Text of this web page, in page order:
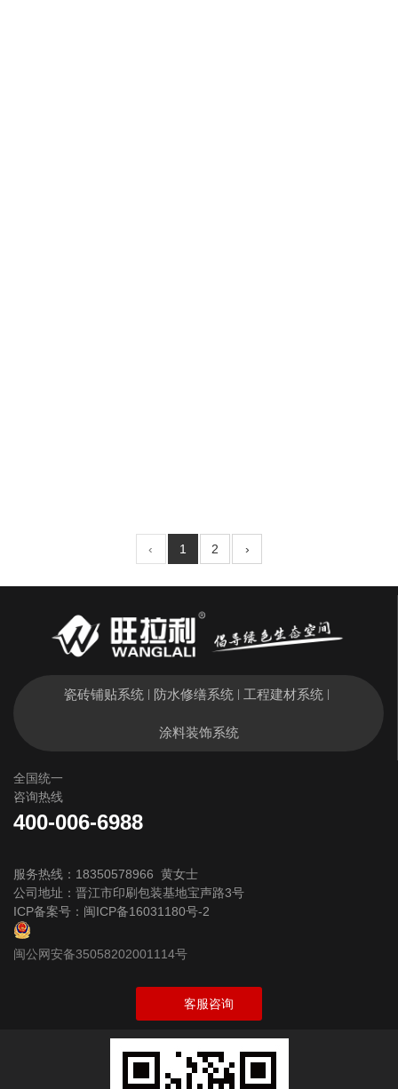
‹ 1 2 ›
瓷砖铺贴系统 防水修缮系统 工程建材系统
涂料装饰系统
全国统一
咨询热线
400-006-6988
服务热线：18350578966 黄女士
公司地址：晋江市印刷包装基地宝声路3号
ICP备案号： 闽ICP备16031180号-2
闽公网安备35058202001114号
客服咨询